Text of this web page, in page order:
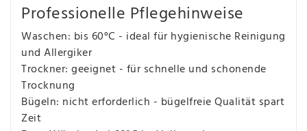
Professionelle Pflegehinweise
Waschen: bis 60°C - ideal für hygienische Reinigung
und Allergiker
Trockner: geeignet - für schnelle und schonende
Trocknung
Bügeln: nicht erforderlich - bügelfreie Qualität spart
Zeit